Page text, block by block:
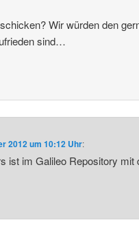
Wir würden den
sind…
2012 um 10:12 Uhr:
ist im Galileo Repository mit